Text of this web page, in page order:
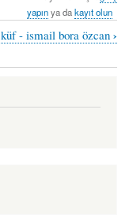
yapınya dakayıt olun
küf - ismail bora özcan ›